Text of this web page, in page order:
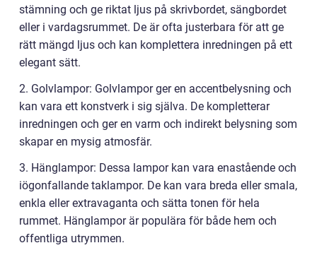
stämning och ge riktat ljus på skrivbordet, sängbordet
eller i vardagsrummet. De är ofta justerbara för att ge
rätt mängd ljus och kan komplettera inredningen på ett
elegant sätt.
2. Golvlampor: Golvlampor ger en accentbelysning och
kan vara ett konstverk i sig själva. De kompletterar
inredningen och ger en varm och indirekt belysning som
skapar en mysig atmosfär.
3. Hänglampor: Dessa lampor kan vara enastående och
iögonfallande taklampor. De kan vara breda eller smala,
enkla eller extravaganta och sätta tonen för hela
rummet. Hänglampor är populära för både hem och
offentliga utrymmen.